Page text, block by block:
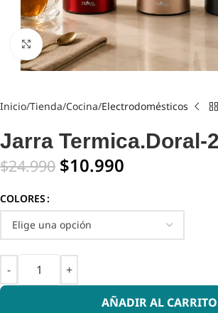
Click to enlarge
Inicio Tienda Cocina Electrodomésticos
Jarra Termica.Doral-
$24.990 $10.990
COLORES
AÑADIR AL CARRITO